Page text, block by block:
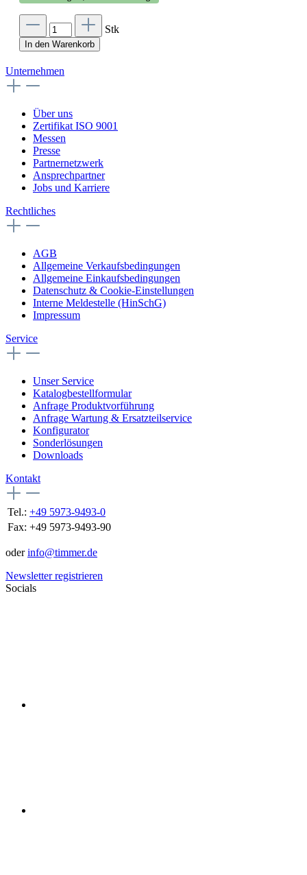
Stk
In den Warenkorb
Unternehmen
Über uns
Zertifikat ISO 9001
Messen
Presse
Partnernetzwerk
Ansprechpartner
Jobs und Karriere
Rechtliches
AGB
Allgemeine Verkaufsbedingungen
Allgemeine Einkaufsbedingungen
Datenschutz & Cookie-Einstellungen
Interne Meldestelle (HinSchG)
Impressum
Service
Unser Service
Katalogbestellformular
Anfrage Produktvorführung
Anfrage Wartung & Ersatzteilservice
Konfigurator
Sonderlösungen
Downloads
Kontakt
Tel.: +49 5973-9493-0
Fax: +49 5973-9493-90
oderinfo@timmer.de
Newsletter registrieren
Socials